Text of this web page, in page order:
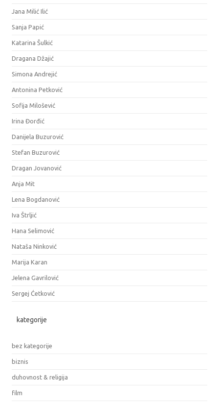
Jana Milić Ilić
Sanja Papić
Katarina Šulkić
Dragana Džajić
Simona Andrejić
Antonina Petković
Sofija Milošević
Irina Đorđić
Danijela Buzurović
Stefan Buzurović
Dragan Jovanović
Anja Mit
Lena Bogdanović
Iva Štrljić
Hana Selimović
Nataša Ninković
Marija Karan
Jelena Gavrilović
Sergej Ćetković
kategorije
bez kategorije
biznis
duhovnost & religija
film